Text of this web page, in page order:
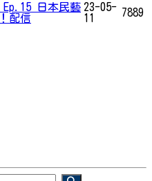
日本民藝
配信
23-05-
11
7889